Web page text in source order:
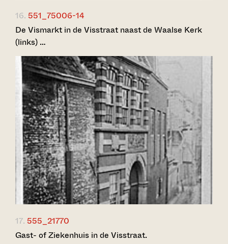
16. 551_75006-14
De Vismarkt in de Visstraat naast de Waalse Kerk
(links) …
17. 555_21770
Gast- of Ziekenhuis in de Visstraat.